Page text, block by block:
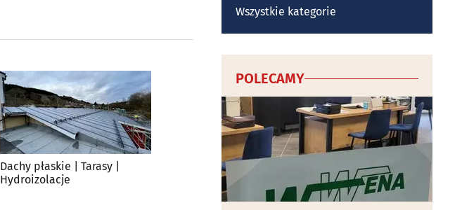
Dachy płaskie | Tarasy |
Hydroizolacje
Wszystkie kategorie
POLECAMY